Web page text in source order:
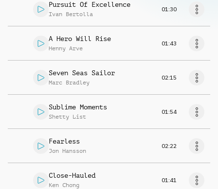
Pursuit Of Excellence
Ivan Bertolla
01:30
A Hero Will Rise
Henny Arve
01:43
Seven Seas Sailor
Marc Bradley
02:15
Sublime Moments
Shetty List
01:54
Fearless
Jon Hansson
02:22
Close-Hauled
Ken Chong
01:41